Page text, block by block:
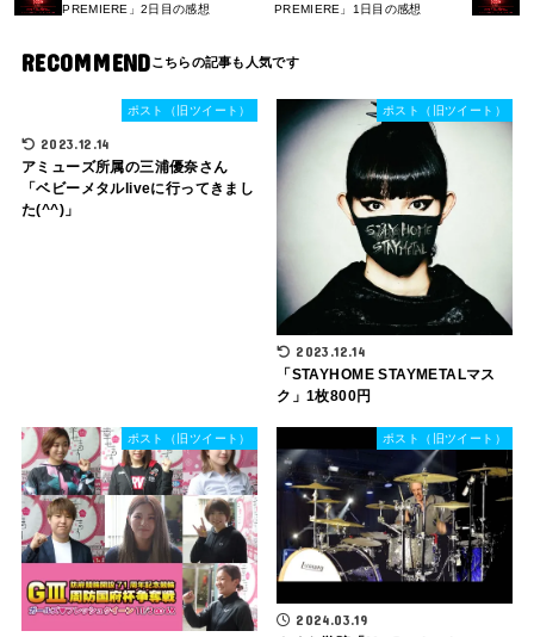
PREMIERE」2日目の感想
PREMIERE」1日目の感想
RECOMMEND
ポスト（旧ツイート）
2023.12.14
アミューズ所属の三浦優奈さん
「ベビーメタルliveに行ってきまし
た(^^)」
ポスト（旧ツイート）
2023.12.14
「STAYHOME STAYMETALマス
ク」1枚800円
ポスト（旧ツイート） ポスト（旧ツイート）
2024.03.19